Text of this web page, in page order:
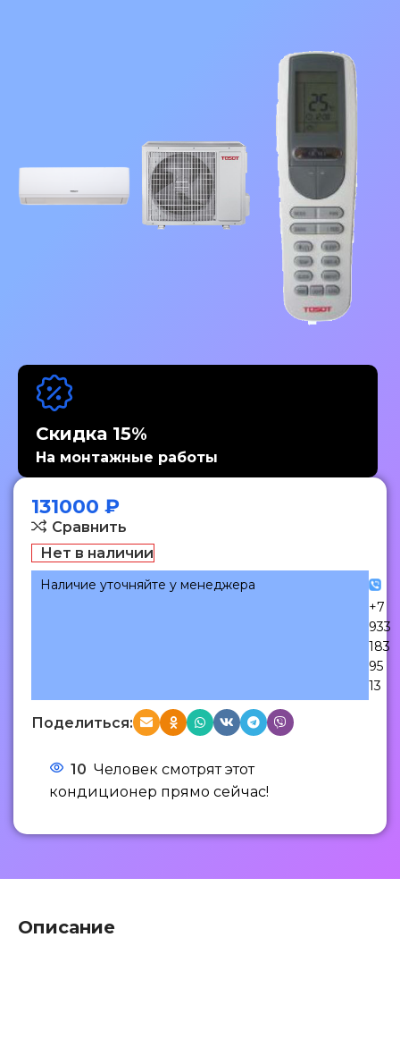
Скидка 15%
На монтажные работы
131000 ₽
Сравнить
Нет в наличии
Наличие уточняйте у менеджера
+7
933
183
95
13
Поделиться:
10 Человек смотрят этот
кондиционер прямо сейчас!
Описание